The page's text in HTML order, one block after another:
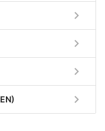
chevron_right
chevron_right
chevron_right
chevron_right